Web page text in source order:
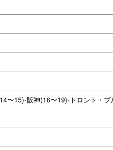
〜15)-阪神(16〜19)-トロント・